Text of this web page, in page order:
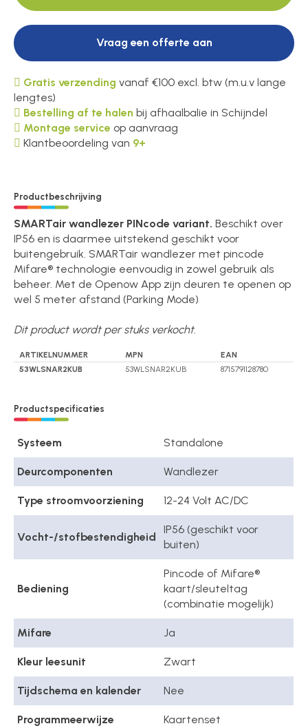
Vraag een offerte aan
Gratis verzending vanaf €100 excl. btw (m.u.v lange
lengtes)
Bestelling af te halen bij afhaalbalie in Schijndel
Montage service op aanvraag
Klantbeoordeling van 9+
Productbeschrijving
SMARTair wandlezer PINcode variant. Beschikt over
IP56 en is daarmee uitstekend geschikt voor
buitengebruik. SMARTair wandlezer met pincode
Mifare® technologie eenvoudig in zowel gebruik als
beheer. Met de Openow App zijn deuren te openen op
wel 5 meter afstand (Parking Mode)
Dit product wordt per stuks verkocht.
ARTIKELNUMMER MPN
EAN
53WLSNAR2KUB
53WLSNAR2KUB 8715791128780
Productspecificaties
Systeem Standalone
Deurcomponenten Wandlezer
Type stroomvoorziening 12-24 Volt AC/DC
Vocht-/stofbestendigheid
IP56 (geschikt voor
buiten)
Bediening
Pincode of Mifare®
kaart/sleuteltag
(combinatie mogelijk)
Mifare Ja
Kleur leesunit Zwart
Tijdschema en kalender Nee
Programmeerwijze Kaartenset